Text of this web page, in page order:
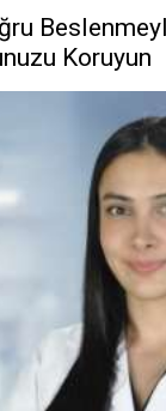
Koruyun